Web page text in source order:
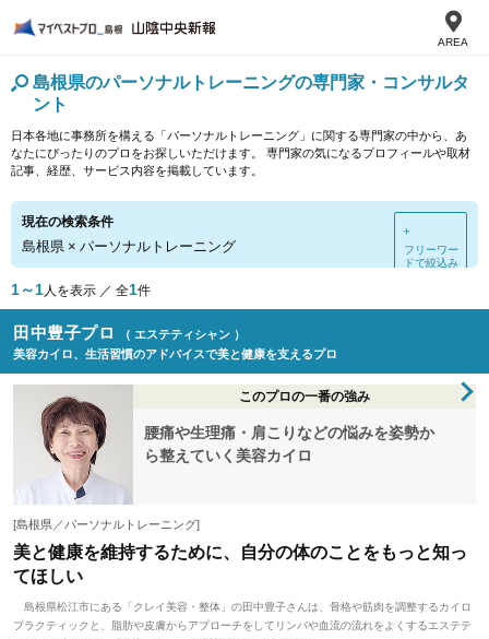
AREA
島根県のパーソナルトレーニングの専門家・コンサルタ
ント
日本各地に事務所を構える「パーソナルトレーニング」に関する専門家の中から、あ
なたにぴったりのプロをお探しいただけます。 専門家の気になるプロフィールや取材
記事、経歴、サービス内容を掲載しています。
現在の検索条件
島根県 × パーソナルトレーニング
＋
フリーワー
ドで絞込み
1～1人を表示 ／ 全1件
田中豊子プロ
（ エステティシャン ）
美容カイロ、生活習慣のアドバイスで美と健康を支えるプロ
このプロの一番の強み
腰痛や生理痛・肩こりなどの悩みを姿勢か
ら整えていく美容カイロ
[島根県／パーソナルトレーニング]
美と健康を維持するために、自分の体のことをもっと知っ
てほしい
島根県松江市にある「クレイ美容・整体」の⽥中豊⼦さんは、⾻格や筋⾁を調整するカイロ
プラクティックと、脂肪や⽪膚からアプローチをしてリンパや⾎流の流れをよくするエステテ